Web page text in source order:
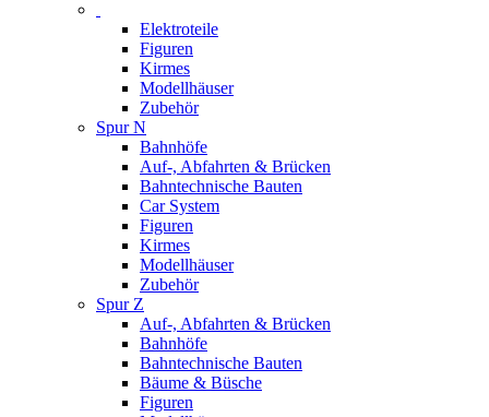
Elektroteile
Figuren
Kirmes
Modellhäuser
Zubehör
Spur N
Bahnhöfe
Auf-, Abfahrten & Brücken
Bahntechnische Bauten
Car System
Figuren
Kirmes
Modellhäuser
Zubehör
Spur Z
Auf-, Abfahrten & Brücken
Bahnhöfe
Bahntechnische Bauten
Bäume & Büsche
Figuren